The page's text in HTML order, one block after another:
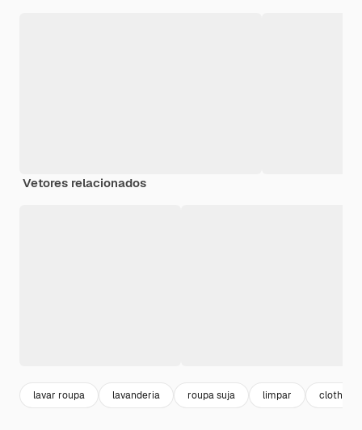
Vetores relacionados
lavar roupa lavanderia roupa suja limpar clothes